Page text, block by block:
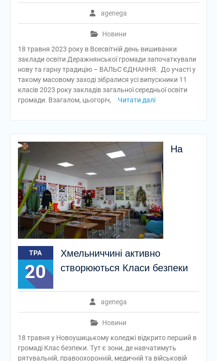
agenega
Новини
18 травня 2023 року в Всесвітній день вишиванки
заклади освіти Деражнянської громади започаткували
нову та гарну традицію – ВАЛЬС ЄДНАННЯ. До участі у
такому масовому заході зібралися усі випускники 11
класів 2023 року закладів загальної середньої освіти
громади. Взагалом, цьогоріч,
Читати далі
ТРА
20
На
Хмельниччині активно
створюються Класи безпеки
agenega
Новини
18 травня у Новоушицькому коледжі відкрито перший в
громаді Клас безпеки. Тут є зони, де навчатимуть
рятувальній, правоохоронній, медичній та військовій